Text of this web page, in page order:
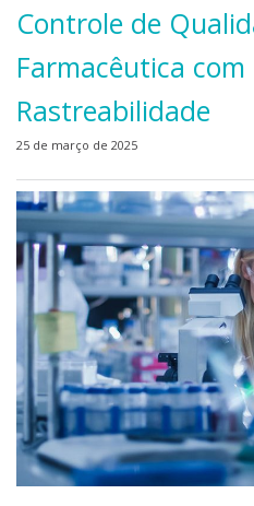
Controle de
Farmacêutica com
Rastreabilidade
25 de março de 2025